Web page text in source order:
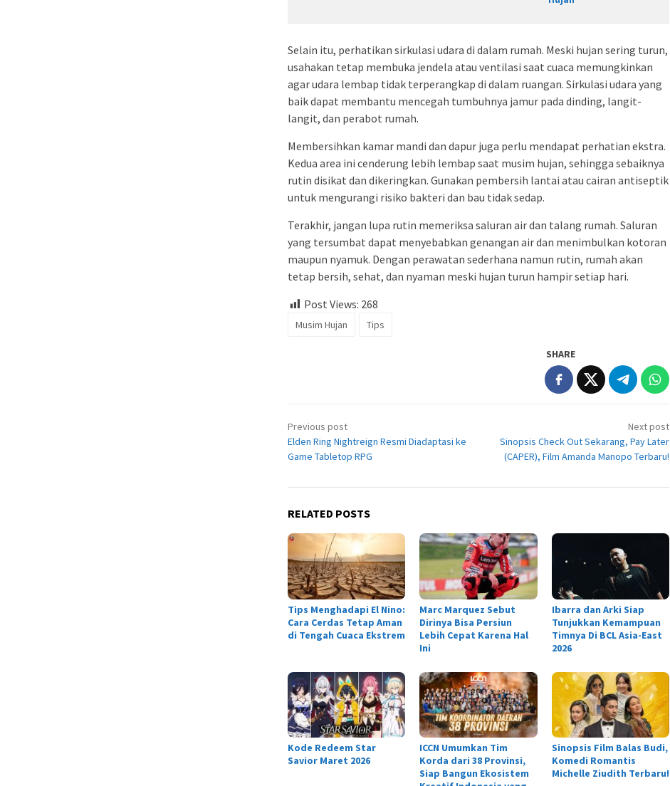
Selain itu, perhatikan sirkulasi udara di dalam rumah. Meski hujan sering turun,
usahakan tetap membuka jendela atau ventilasi saat cuaca memungkinkan
agar udara lembap tidak terperangkap di dalam ruangan. Sirkulasi udara yang
baik dapat membantu mencegah tumbuhnya jamur pada dinding, langit-
langit, dan perabot rumah.
Membersihkan kamar mandi dan dapur juga perlu mendapat perhatian ekstra.
Kedua area ini cenderung lebih lembap saat musim hujan, sehingga sebaiknya
rutin disikat dan dikeringkan. Gunakan pembersih lantai atau cairan antiseptik
untuk mengurangi risiko bakteri dan bau tidak sedap.
Terakhir, jangan lupa rutin memeriksa saluran air dan talang rumah. Saluran
yang tersumbat dapat menyebabkan genangan air dan menimbulkan kotoran
maupun nyamuk. Dengan perawatan sederhana namun rutin, rumah akan
tetap bersih, sehat, dan nyaman meski hujan turun hampir setiap hari.
Post Views: 268
Musim Hujan Tips
SHARE
Post
navigation
Previous post
Elden Ring Nightreign Resmi Diadaptasi ke
Game Tabletop RPG
Next post
Sinopsis Check Out Sekarang, Pay Later
(CAPER), Film Amanda Manopo Terbaru!
RELATED POSTS
Tips Menghadapi El Nino:
Cara Cerdas Tetap Aman
di Tengah Cuaca Ekstrem
Marc Marquez Sebut
Dirinya Bisa Persiun
Lebih Cepat Karena Hal
Ini
Ibarra dan Arki Siap
Tunjukkan Kemampuan
Timnya Di BCL Asia-East
2026
Kode Redeem Star
Savior Maret 2026
ICCN Umumkan Tim
Korda dari 38 Provinsi,
Siap Bangun Ekosistem
Sinopsis Film Balas Budi,
Komedi Romantis
Michelle Ziudith Terbaru!